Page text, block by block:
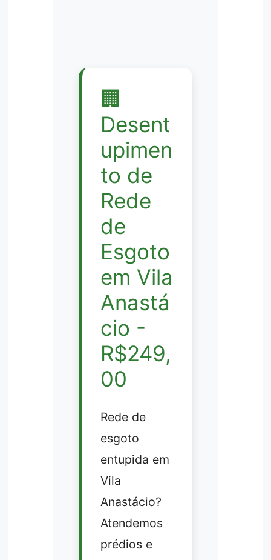
🏢
Desent
upimen
to de
Rede
de
Esgoto
em Vila
Anastá
cio -
R$249,
00
Rede de
esgoto
entupida em
Vila
Anastácio?
Atendemos
prédios e